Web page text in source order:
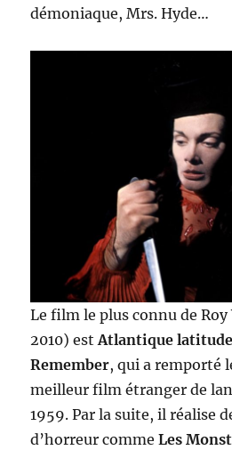
démoniaque, Mrs. Hyde…
Le film le plus connu de
2010) estAtlantique latitude
Remember, qui a remporté
meilleur film étranger de
1959. Par la suite, il réalise
d’horreur commeLes